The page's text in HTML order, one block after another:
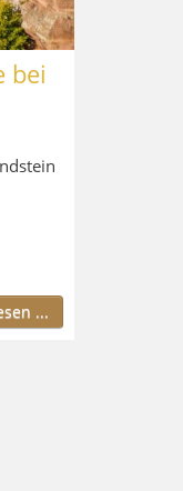
bei
...